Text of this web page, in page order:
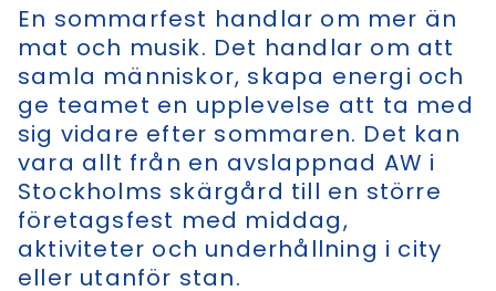
En sommarfest handlar om mer än
mat och musik. Det handlar om att
samla människor, skapa energi och
ge teamet en upplevelse att ta med
sig vidare efter sommaren. Det kan
vara allt från en avslappnad AW i
Stockholms skärgård till en större
företagsfest med middag,
aktiviteter och underhållning i city
eller utanför stan.